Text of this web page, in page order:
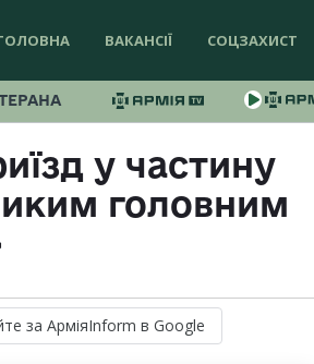
ВАКАНСІЇ СОЦЗАХИСТ
у частину
головним
за АрміяInform в Google